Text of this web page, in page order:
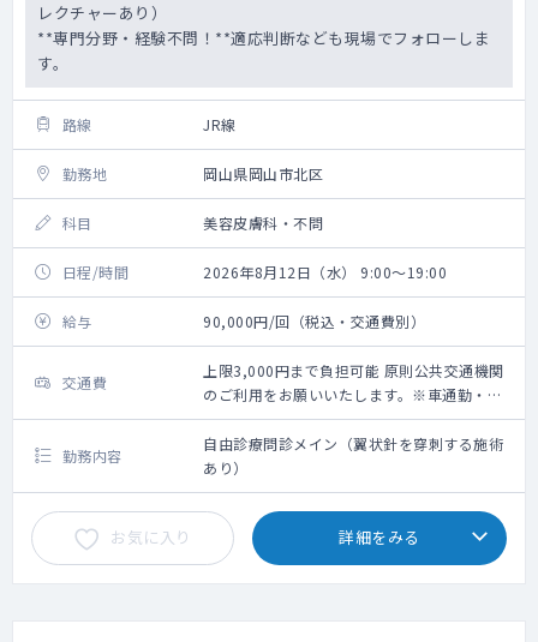
レクチャーあり）
**専門分野・経験不問！**適応判断なども現場でフォローしま
す。
路線 JR線
勤務地 岡山県岡山市北区
科目 美容皮膚科・不問
日程/時間 2026年8月12日（水） 9:00～19:00
給与 90,000円/回（税込・交通費別）
交通費
上限3,000円まで負担可能 原則公共交通機関
のご利用をお願いいたします。※車通勤・タ
クシー利用要相談
勤務内容
自由診療問診メイン（翼状針を穿刺する施術
あり）
お気に入り 詳細をみる